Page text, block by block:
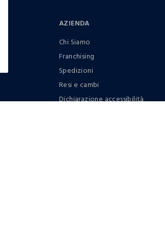
AZIENDA
Chi Siamo
Franchising
Spedizioni
Resi e cambi
Dichiarazione accessibilità